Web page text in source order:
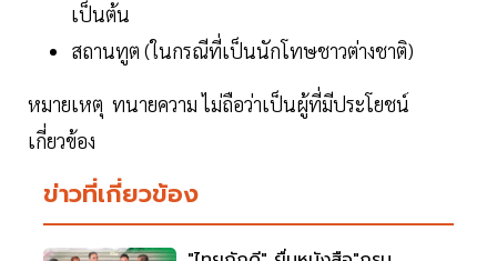
เป็นต้น
สถานทูต (ในกรณีที่เป็นนักโทษชาวต่างชาติ)
หมายเหตุ ทนายความ ไม่ถือว่าเป็นผู้ที่มีประโยชน์
เกี่ยวข้อง
ข่าวที่เกี่ยวข้อง